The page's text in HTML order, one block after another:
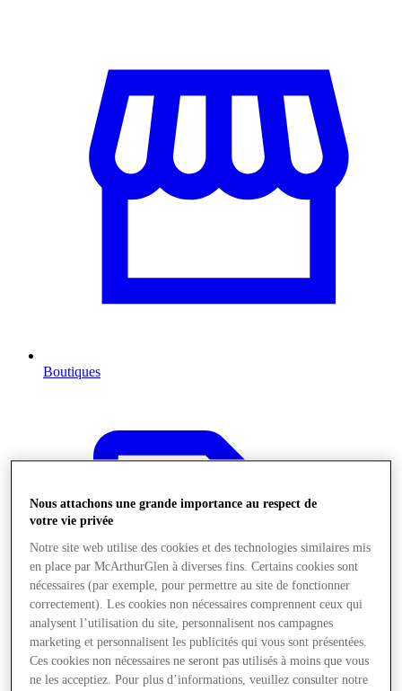
Boutiques
Nous attachons une grande importance au respect de
votre vie privée
Notre site web utilise des cookies et des technologies similaires mis
en place par McArthurGlen à diverses fins. Certains cookies sont
nécessaires (par exemple, pour permettre au site de fonctionner
correctement). Les cookies non nécessaires comprennent ceux qui
analysent l’utilisation du site, personnalisent nos campagnes
marketing et personnalisent les publicités qui vous sont présentées.
Ces cookies non nécessaires ne seront pas utilisés à moins que vous
ne les acceptiez. Pour plus d’informations, veuillez consulter notre